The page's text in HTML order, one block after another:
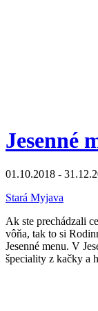
Jesenné
01.10.2018 -
Stará Myjava
Ak ste prechádzali
vôňa, tak to si
Jesenné menu. V
špeciality z kačky a